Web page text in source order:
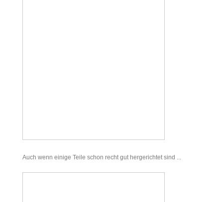
Auch wenn einige Teile schon recht gut hergerichtet sind ...